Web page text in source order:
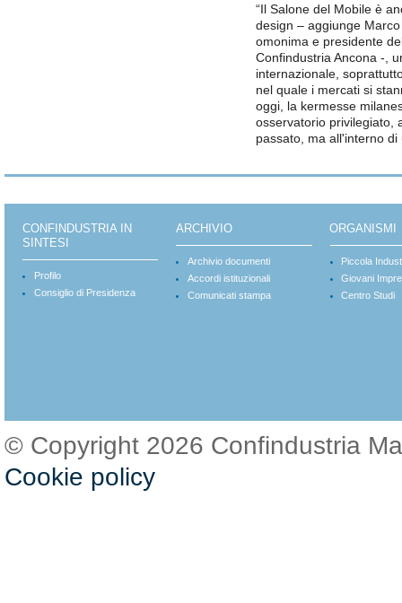
“Il Salone del Mobile è
design – aggiunge
omonima e presidente
Confindustria Ancona -,
internazionale,
nel quale i mercati si
oggi, la kermesse
osservatorio privilegiato,
passato, ma all'interno
CONFINDUSTRIA IN
SINTESI
Profilo
Consiglio di Presidenza
ARCHIVIO
Archivio documenti
Accordi istituzionali
Comunicati stampa
ORGANISMI
Piccola
Giovani
Centro Studi
© Copyright 2026 Confindustria
Cookie policy